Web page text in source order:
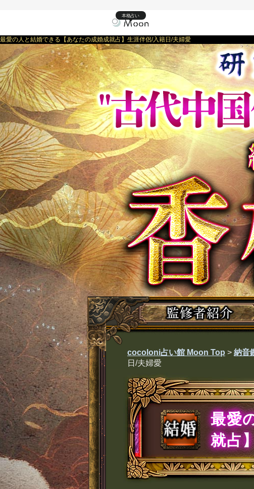
本格占い
最愛の人と結婚できる【あなたの成婚成就占】生涯伴侶/入籍日/夫婦愛
cocoloni占い館 Moon Top > 納音
日/夫婦愛
最愛
就占